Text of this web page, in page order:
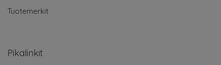
Tuotemerkit
Pikalinkit